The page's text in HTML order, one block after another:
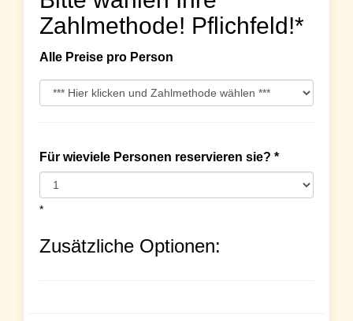
Zahlmethode! Pflichfeld!*
Alle Preise pro Person
Für wieviele Personen reservieren sie? *
*
Zusätzliche Optionen: